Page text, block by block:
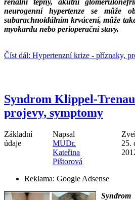
renální tepny, akutní
neurogenní hypertenze se může
subarachnoidálním krvácení, může
myokardu nebo perioperační stavy.
Číst dál: Hypertenzní krize - příznaky,
Syndrom Klippel-
projevy, symptomy
Základní
údaje
Napsal
MUDr.
Kateřina
Pištorová
25.
Reklama: Google Adsense